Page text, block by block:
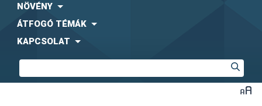
NÖVÉNY
ÁTFOGÓ TÉMÁK
KAPCSOLAT